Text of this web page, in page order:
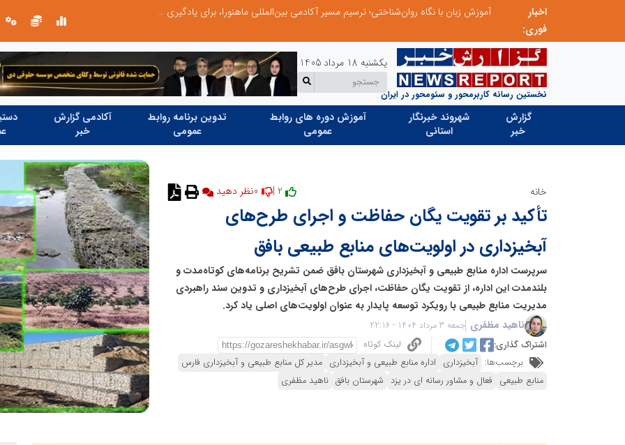
اخبار
فوری:
آموزش زبان با نگاه روان‌شناختی؛ ترسیم مسیر آکادمی بین‌المللی ماهنورا، برای یادگیری اثربخش
نخستین رسانه کاربرمحور و سئومحور در ایران
یکشنبه 18 مرداد 1405
گزارش
خبر
شهروند خبرنگار
استانی
آموزش دوره های روابط
عمومی
تدوین برنامه روابط
عمومی
آکادمی گزارش
خبر
خانه
تأکید بر تقویت یگان حفاظت و اجرای طرح‌های
آبخیزداری در اولویت‌های منابع طبیعی بافق
سرپرست اداره منابع طبیعی و آبخیزداری شهرستان بافق ضمن تشریح برنامه‌های کوتاه‌مدت و
بلندمدت این اداره، از تقویت یگان حفاظت، اجرای طرح‌های آبخیزداری و تدوین سند راهبردی
مدیریت منابع طبیعی با رویکرد توسعه پایدار به عنوان اولویت‌های اصلی یاد کرد.
ناهید مظفری جمعه 3 مرداد 1404 - 22:16
اشتراک گذاری:
لینک کوتاه
برچسب‌ها: آبخیزداری اداره منابع طبیعی و آبخیزداری مدیر کل منابع طبیعی و آبخیزداری فارس
منابع طبیعی فعال و مشاور رسانه ای در یزد شهرستان بافق ناهید مظفری